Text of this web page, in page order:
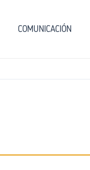
COMUNICACIÓN